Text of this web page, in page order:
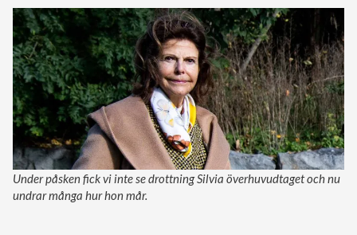
Under påsken fick vi inte se drottning Silvia överhuvudtaget och nu
undrar många hur hon mår.